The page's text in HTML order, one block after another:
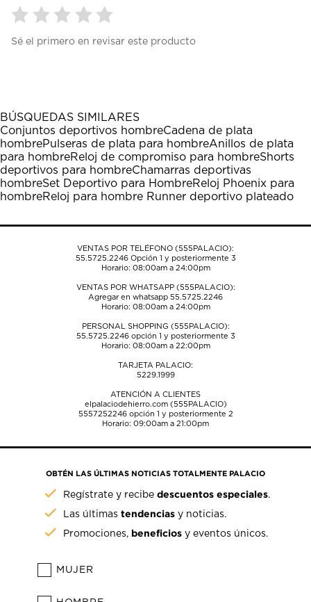
para
1
estrella
Esta
acción
abrirá
el
formulario
de
para
estrellas.
Esta
acción
abrirá
el
formulario
de
para
estrellas.
Esta
acción
abrirá
el
formulario
de
para
estrellas.
Esta
acción
abrirá
el
formulario
de
para
estrellas.
Esta
acción
abrirá
el
formulario
de
Sé el primero en revisar este producto
BÚSQUEDAS SIMILARES
Conjuntos deportivos hombreCadena de plata
hombrePulseras de plata para hombreAnillos de plata
para hombreReloj de compromiso para hombreShorts
deportivos para hombreChamarras deportivas
hombreSet Deportivo para HombreReloj Phoenix para
hombreReloj para hombre Runner deportivo plateado
VENTAS POR TELÉFONO (555PALACIO):
55.5725.2246Opción 1 y posteriormente 3
Horario: 08:00am a 24:00pm
VENTAS POR WHATSAPP (555PALACIO):
Agregar en whatsapp 55.5725.2246
Horario: 08:00am a 24:00pm
PERSONAL SHOPPING (555PALACIO):
55.5725.2246opción 1 y posteriormente 3
Horario: 08:00am a 22:00pm
TARJETA PALACIO:
5229.1999
ATENCIÓN A CLIENTES
elpalaciodehierro.com (555PALACIO)
5557252246opción 1 y posteriormente 2
Horario: 09:00am a 21:00pm
OBTÉN LAS ÚLTIMAS NOTICIAS TOTALMENTE PALACIO
Regístrate y recibedescuentos especiales.
Las últimastendencias y noticias.
Promociones, beneficios y eventos únicos.
MUJER